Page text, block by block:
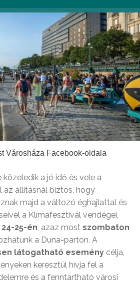
Városháza Facebook-oldala
a jó idő és vele a
az állításnál biztos, hogy
majd a változó éghajlattal és
a Klímafesztivál vendégei,
24-25-én , azaz most szombaton
a Duna-parton. A
látogatható esemény célja,
keresztül hívja fel a
és a fenntartható városi